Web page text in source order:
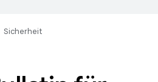
Sicherheit